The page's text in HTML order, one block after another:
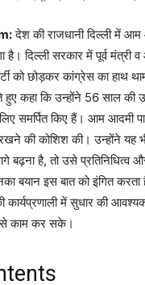
देश की राजधानी दिल्ली में आम
दिल्ली सरकार में पूर्व मंत्री
को छोड़कर कांग्रेस का हाथ
हुए कहा कि उन्होंने 56 साल
समर्पित किए हैं। आम आदमी
रखने की कोशिश की। उन्होंने यह
बढ़ना है, तो उसे प्रतिनिधित्व
बयान इस बात को इंगित करता
में सुधार की
से काम कर सके।